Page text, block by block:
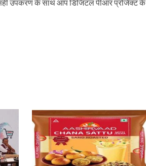
उपकरण के साथ आप डिजिटल पीआर प्रोजेक्ट के